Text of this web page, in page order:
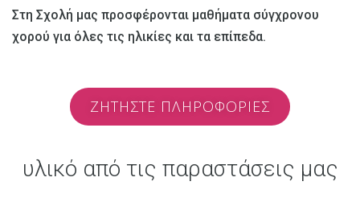
Στη Σχολή μας προσφέρονται μαθήματα σύγχρονου
χορού για όλες τις ηλικίες και τα επίπεδα.
ΖΗΤΗΣΤΕ ΠΛΗΡΟΦΟΡΙΕΣ
υλικό από τις παραστάσεις μας